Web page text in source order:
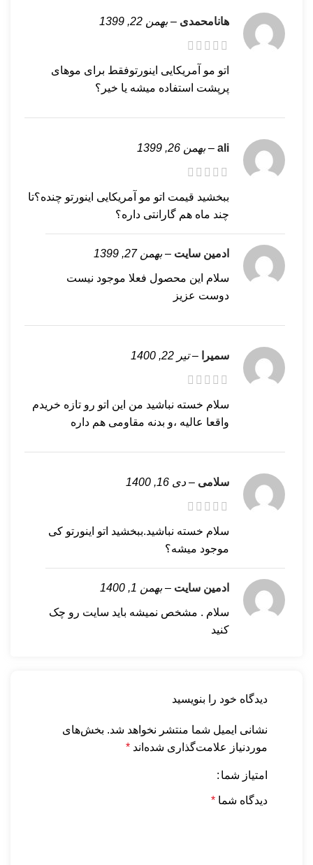
هانامحمدی – بهمن 22, 1399
اتو مو آمریکایی اینورتوفقط برای موهای
پرپشت استفاده میشه یا خیر؟
ali
– بهمن 26, 1399
ببخشید قیمت اتو مو آمریکایی اینورتو چنده؟تا
چند ماه هم گارانتی داره؟
ادمین سایت – بهمن 27, 1399
سلام این محصول فعلا موجود نیست
دوست عزیز
سمیرا – تیر 22, 1400
سلام خسته نباشید من این اتو رو تازه خریدم
واقعا عالیه ،و بدنه مقاومی هم داره
سلامی – دی 16, 1400
سلام خسته نباشید.ببخشید اتو اینورتو کی
موجود میشه؟
ادمین سایت – بهمن 1, 1400
سلام . مشخص نمیشه باید سایت رو چک
کنید
دیدگاه خود را بنویسید
نشانی ایمیل شما منتشر نخواهد شد. بخش‌های
موردنیاز علامت‌گذاری شده‌اند *
امتیاز شما
دیدگاه شما *